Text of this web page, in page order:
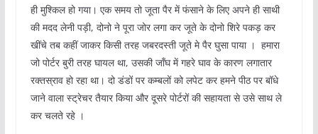
ही मुश्किल हो गया। एक समय तो जूता पैर में फंसाने के लिए अपने ही साथी
की मदद लेनी पड़ी, दोनो ने पूरा जोर लगा कर जूते के दोनो शिरे पकड़ कर
खींचे तब कहीं जाकर किसी तरह जबरदस्ती जूते मे पैर घुसा पाया । हमारा
जो पोर्टर बुरी तरह घायल था, उसकी जॉंघ में गहरे घाव के कारण लगातार
रक्‍तस्राव हो रहा था। दो डंडों पर कम्‍बलों को लपेट कर हमने पीठ पर बॉधे
जाने वाला स्‍ट्रेचर तैयार किया और दूसरे पोर्टरों की सहायता से उसे साथ ले
कर चलते रहे ।